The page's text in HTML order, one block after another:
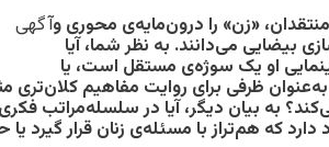
آگهی«زن» را درون‌مایه‌ی محوری و
بیضایی می‌دانند. به نظر شما، آیا
او یک سوژه‌ی مستقل است، یا
به‌عنوان ظرفی برای روایت مفاهیم کلان‌تری
به بیان دیگر، آیا در سلسله‌مراتب
که هم‌تراز با مسئله‌ی زنان قرار گیرد یا